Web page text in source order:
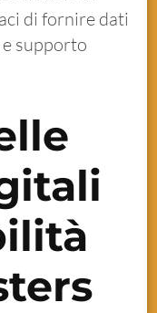
di fornire dati
supporto